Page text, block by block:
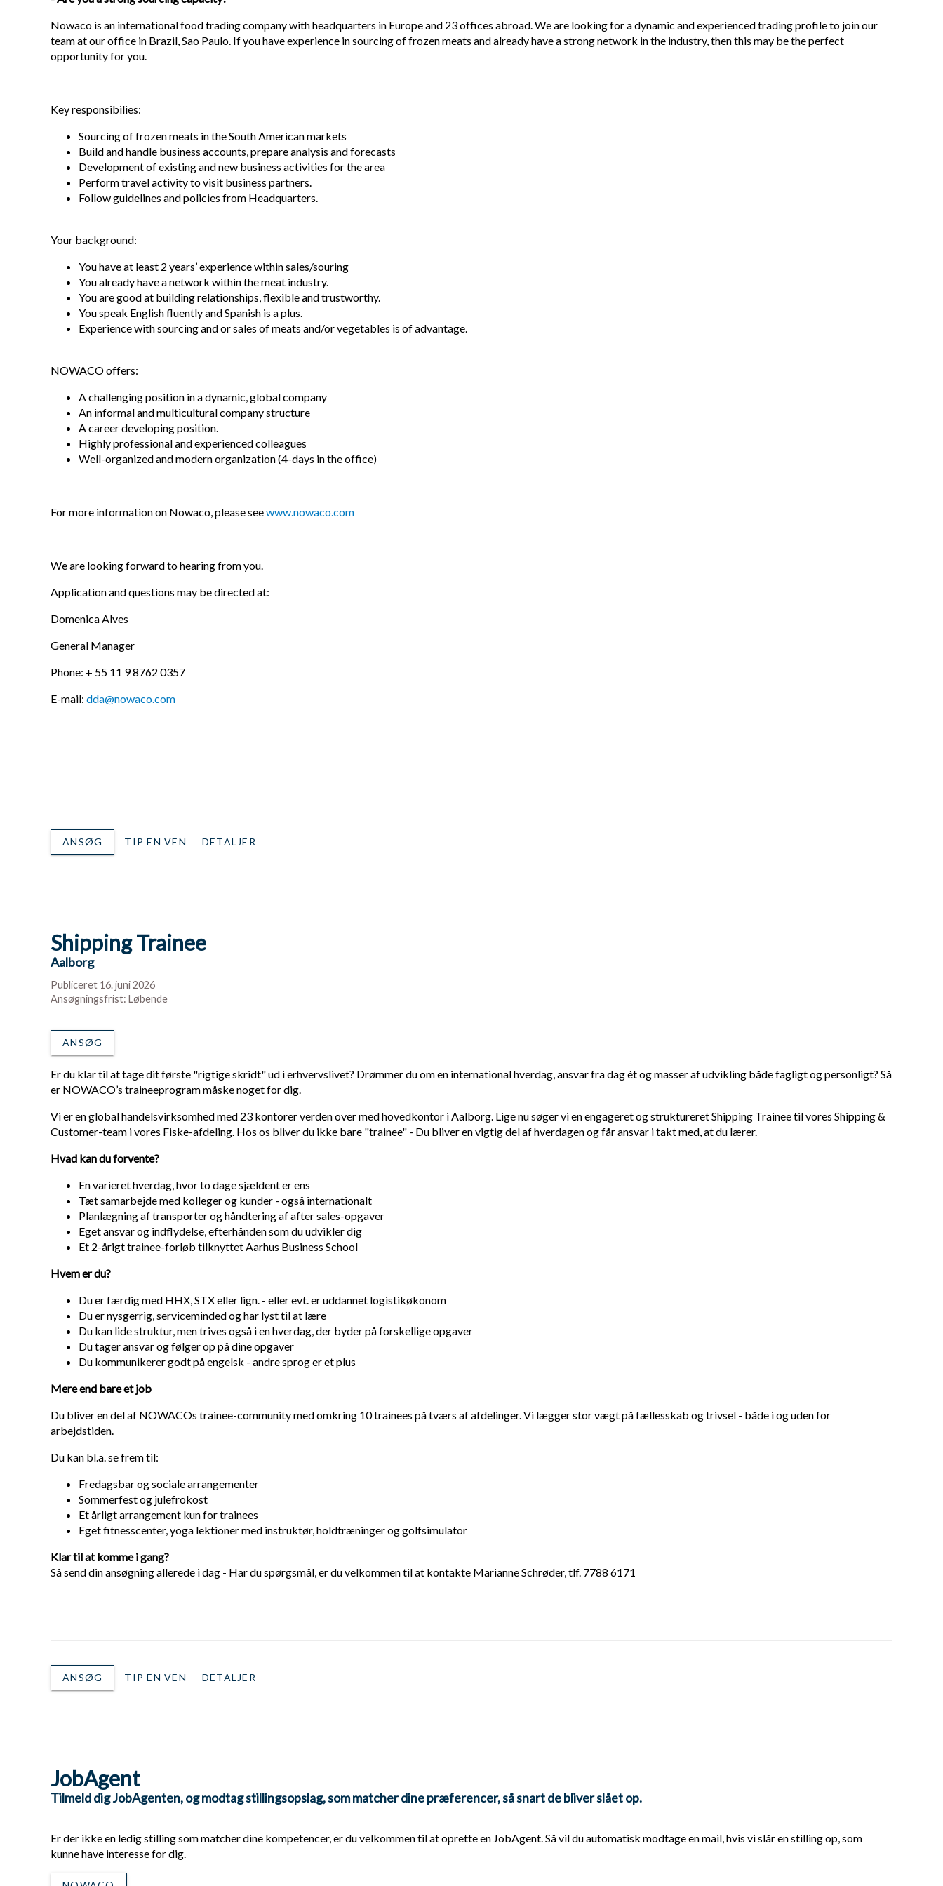
Nowaco is an international food trading company with headquarters in Europe and 23 offices abroad. We are looking for a dynamic and experienced trading profile to join our
team at our office in Brazil, Sao Paulo. If you have experience in sourcing of frozen meats and already have a strong network in the industry, then this may be the perfect
opportunity for you.
Key responsibilies:
Sourcing of frozen meats in the South American markets
Build and handle business accounts, prepare analysis and forecasts
Development of existing and new business activities for the area
Perform travel activity to visit business partners.
Follow guidelines and policies from Headquarters.
Your background:
You have at least 2 years’ experience within sales/souring
You already have a network within the meat industry.
You are good at building relationships, flexible and trustworthy.
You speak English fluently and Spanish is a plus.
Experience with sourcing and or sales of meats and/or vegetables is of advantage.
NOWACO offers:
A challenging position in a dynamic, global company
An informal and multicultural company structure
A career developing position.
Highly professional and experienced colleagues
Well-organized and modern organization (4-days in the office)
For more information on Nowaco, please seewww.nowaco.com
We are looking forward to hearing from you.
Application and questions may be directed at:
Domenica Alves
General Manager
Phone: + 55 11 9 8762 0357
E-mail: dda@nowaco.com
ANSØG TIP EN VEN DETALJER
Shipping Trainee
Aalborg
Publiceret 16. juni 2026
Ansøgningsfrist: Løbende
ANSØG
Er du klar til at tage dit første "rigtige skridt" ud i erhvervslivet? Drømmer du om en international hverdag, ansvar fra dag ét og masser af udvikling både fagligt og personligt? Så
er NOWACO’s traineeprogram måske noget for dig.
Vi er en global handelsvirksomhed med 23 kontorer verden over med hovedkontor i Aalborg. Lige nu søger vi en engageret og struktureret Shipping Trainee til vores Shipping &
Customer-team i vores Fiske-afdeling. Hos os bliver du ikke bare "trainee" - Du bliver en vigtig del af hverdagen og får ansvar i takt med, at du lærer.
Hvad kan du forvente?
En varieret hverdag, hvor to dage sjældent er ens
Tæt samarbejde med kolleger og kunder - også internationalt
Planlægning af transporter og håndtering af after sales-opgaver
Eget ansvar og indflydelse, efterhånden som du udvikler dig
Et 2-årigt trainee-forløb tilknyttet Aarhus Business School
Hvem er du?
Du er færdig med HHX, STX eller lign. - eller evt. er uddannet logistikøkonom
Du er nysgerrig, serviceminded og har lyst til at lære
Du kan lide struktur, men trives også i en hverdag, der byder på forskellige opgaver
Du tager ansvar og følger op på dine opgaver
Du kommunikerer godt på engelsk - andre sprog er et plus
Mere end bare et job
Du bliver en del af NOWACOs trainee-community med omkring 10 trainees på tværs af afdelinger. Vi lægger stor vægt på fællesskab og trivsel - både i og uden for
arbejdstiden.
Du kan bl.a. se frem til:
Fredagsbar og sociale arrangementer
Sommerfest og julefrokost
Et årligt arrangement kun for trainees
Eget fitnesscenter, yoga lektioner med instruktør, holdtræninger og golfsimulator
Klar til at komme i gang?
Så send din ansøgning allerede i dag - Har du spørgsmål, er du velkommen til at kontakte Marianne Schrøder, tlf. 7788 6171
ANSØG TIP EN VEN DETALJER
JobAgent
Tilmeld dig JobAgenten, og modtag stillingsopslag, som matcher dine præferencer, så snart de bliver slået op.
Er der ikke en ledig stilling som matcher dine kompetencer, er du velkommen til at oprette en JobAgent. Så vil du automatisk modtage en mail, hvis vi slår en stilling op, som
kunne have interesse for dig.